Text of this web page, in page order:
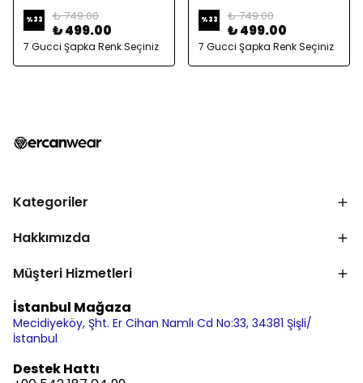
%33 ₺ 749.00
₺ 499.00
7 Gucci Şapka Renk Seçiniz
%33 ₺ 749.00
₺ 499.00
7 Gucci Şapka Renk Seçiniz
Kategoriler
Hakkımızda
Müşteri Hizmetleri
İstanbul Mağaza
Mecidiyeköy, Şht. Er Cihan Namlı Cd No:33, 34381 Şişli/
İstanbul
Destek Hattı